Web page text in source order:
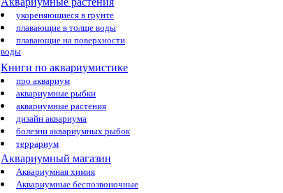
укореняющиеся в грунте
плавающие в толще воды
плавающие на поверхности
воды
Книги по аквариумистике
про аквариум
аквариумные рыбки
аквариумные растения
дизайн аквариума
болезни аквариумных рыбок
террариум
Аквариумный магазин
Аквариумная химия
Аквариумные беспозвоночные